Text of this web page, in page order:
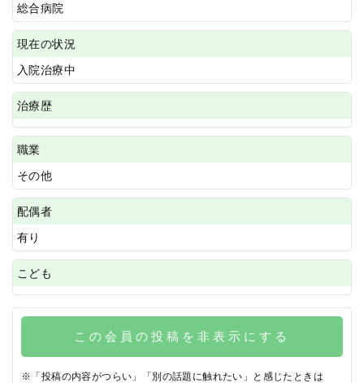
総合病院
現在の状況
入院治療中
治療歴
職業
その他
配偶者
有り
こども
この会員の投稿を非表示にする
※「投稿の内容がつらい」「別の話題に触れたい」と感じたときは